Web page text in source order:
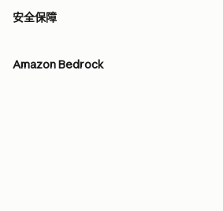
安全保障
Amazon Bedrock